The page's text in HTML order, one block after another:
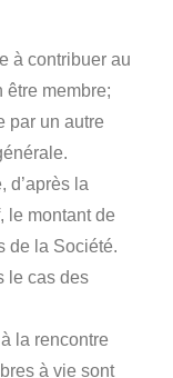
à contribuer au
être membre;
par un autre
d’après la
le montant de
de la Société.
le cas des
la rencontre
à vie sont